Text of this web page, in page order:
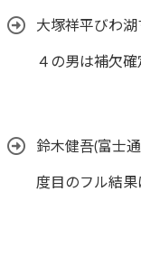
大塚祥平びわ
４の男は補欠確
鈴木健吾(富士
度目のフル結果